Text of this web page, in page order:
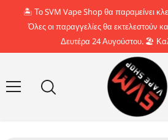
🏝️ Το SVM Vape Shop θα παραμείνει
Όλες οι παραγγελίες θα εκτελεστούν
Δευτέρα 24 Αυγούστου. 🏖️